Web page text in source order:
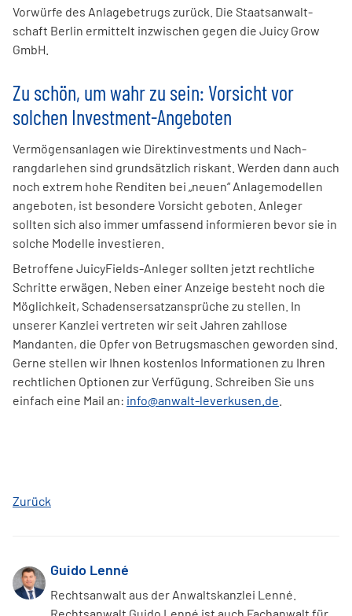
Vorwürfe des Anlagebetrugs zurück. Die Staats­anwalt­
schaft Berlin ermittelt inzwischen gegen die Juicy Grow
GmbH.
Zu schön, um wahr zu sein: Vorsicht vor
solchen Investment-Angeboten
Vermögens­anlagen wie Direkt­investments und Nach­
rangdarlehen sind grundsätzlich riskant. Werden dann auch
noch extrem hohe Renditen bei „neuen“ Anlagemodellen
angeboten, ist besondere Vorsicht geboten. Anleger
sollten sich also immer umfassend informieren bevor sie in
solche Modelle investieren.
Betroffene JuicyFields-Anleger sollten jetzt rechtliche
Schritte erwägen. Neben einer Anzeige besteht noch die
Möglichkeit, Schadensersatzansprüche zu stellen. In
unserer Kanzlei vertreten wir seit Jahren zahllose
Mandanten, die Opfer von Betrugsmaschen geworden sind.
Gerne stellen wir Ihnen kostenlos Informationen zu Ihren
rechtlichen Optionen zur Verfügung. Schreiben Sie uns
einfach eine Mail an: info@anwalt-leverkusen.de
Zurück
Guido Lenné
Rechtsanwalt aus der Anwaltskanzlei Lenné.